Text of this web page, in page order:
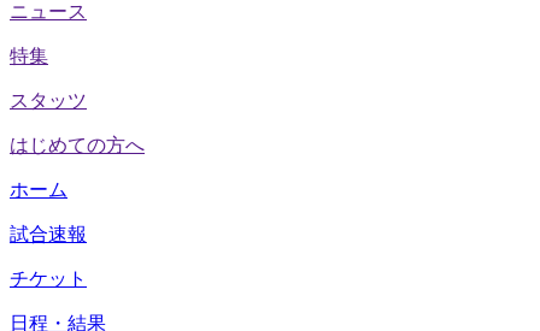
ニュース
特集
スタッツ
はじめての方へ
ホーム
試合速報
チケット
日程・結果